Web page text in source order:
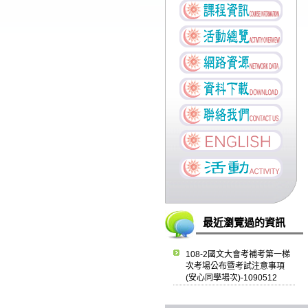
最近瀏覽過的資訊
108-2國文大會考補考第一梯
次考場公布暨考試注意事項
(安心同學場次)-1090512